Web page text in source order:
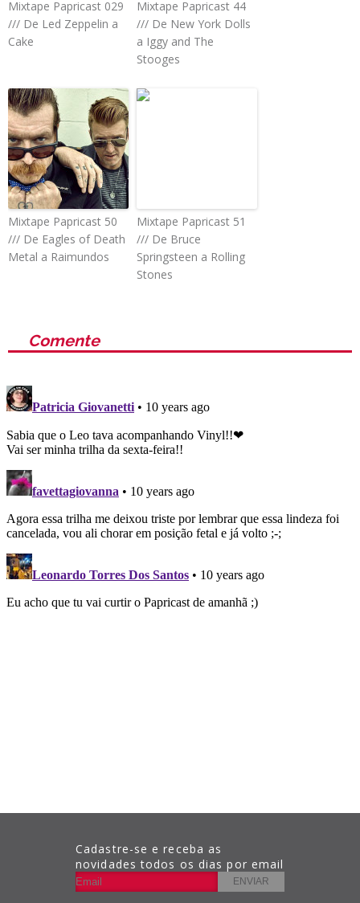
Mixtape Papricast 029
/// De Led Zeppelin a
Cake
Mixtape Papricast 44
/// De New York Dolls
a Iggy and The
Stooges
Mixtape Papricast 50
/// De Eagles of Death
Metal a Raimundos
Mixtape Papricast 51
/// De Bruce
Springsteen a Rolling
Stones
Comente
Cadastre-se e receba as
novidades todos os dias por email